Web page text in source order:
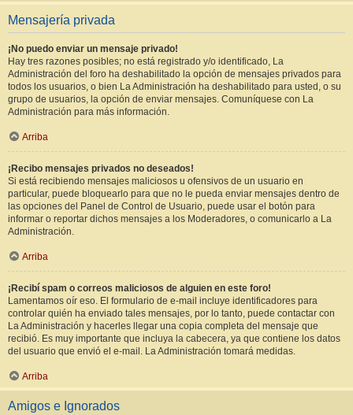
Mensajería privada
¡No puedo enviar un mensaje privado!
Hay tres razones posibles; no está registrado y/o identificado, La
Administración del foro ha deshabilitado la opción de mensajes privados para
todos los usuarios, o bien La Administración ha deshabilitado para usted, o su
grupo de usuarios, la opción de enviar mensajes. Comuníquese con La
Administración para más información.
Arriba
¡Recibo mensajes privados no deseados!
Si está recibiendo mensajes maliciosos u ofensivos de un usuario en
particular, puede bloquearlo para que no le pueda enviar mensajes dentro de
las opciones del Panel de Control de Usuario, puede usar el botón para
informar o reportar dichos mensajes a los Moderadores, o comunicarlo a La
Administración.
Arriba
¡Recibí spam o correos maliciosos de alguien en este foro!
Lamentamos oír eso. El formulario de e-mail incluye identificadores para
controlar quién ha enviado tales mensajes, por lo tanto, puede contactar con
La Administración y hacerles llegar una copia completa del mensaje que
recibió. Es muy importante que incluya la cabecera, ya que contiene los datos
del usuario que envió el e-mail. La Administración tomará medidas.
Arriba
Amigos e Ignorados